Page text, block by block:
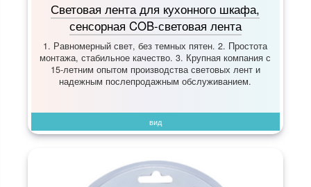
Световая лента для кухонного шкафа,
сенсорная COB-световая лента
1. Равномерный свет, без темных пятен. 2. Простота
монтажа, стабильное качество. 3. Крупная компания с
15-летним опытом производства световых лент и
надежным послепродажным обслуживанием.
вид